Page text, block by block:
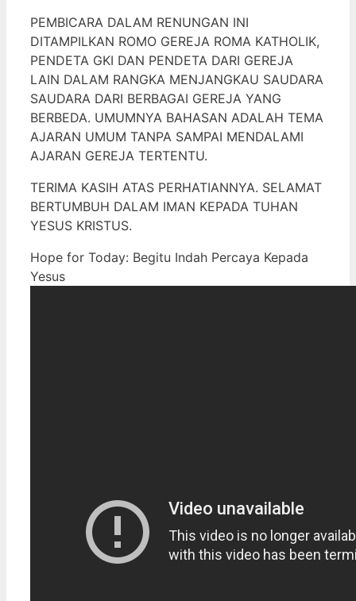
PEMBICARA DALAM RENUNGAN INI
DITAMPILKAN ROMO GEREJA ROMA KATHOLIK,
PENDETA GKI DAN PENDETA DARI GEREJA
LAIN DALAM RANGKA MENJANGKAU SAUDARA
SAUDARA DARI BERBAGAI GEREJA YANG
BERBEDA. UMUMNYA BAHASAN ADALAH TEMA
AJARAN UMUM TANPA SAMPAI MENDALAMI
AJARAN GEREJA TERTENTU.
TERIMA KASIH ATAS PERHATIANNYA. SELAMAT
BERTUMBUH DALAM IMAN KEPADA TUHAN
YESUS KRISTUS.
Hope for Today: Begitu Indah Percaya Kepada
Yesus